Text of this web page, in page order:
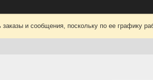
и сообщения, поскольку по ее графику